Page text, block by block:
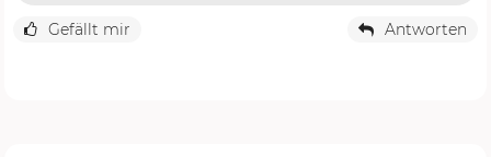
Gefällt mir Antworten